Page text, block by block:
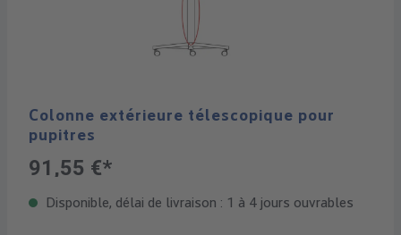
Colonne extérieure télescopique pour
pupitres
91,55 €*
Disponible, délai de livraison : 1 à 4 jours ouvrables